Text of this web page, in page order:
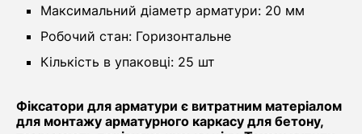
Максимальний діаметр арматури: 20 мм
Робочий стан: Горизонтальне
Кількість в упаковці: 25 шт
Фіксатори для арматури є витратним матеріалом
для монтажу арматурного каркасу для бетону,